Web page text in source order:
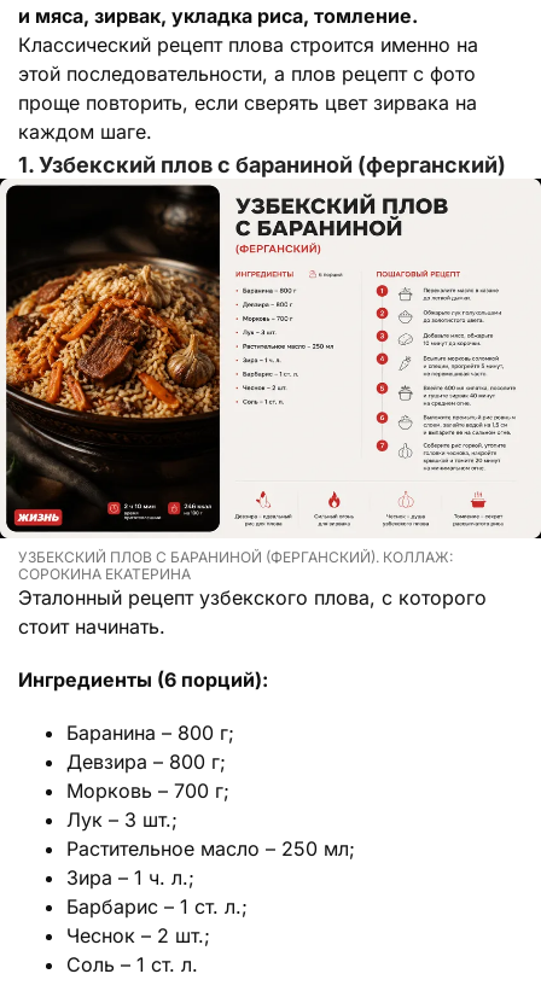
и мяса, зирвак, укладка риса, томление.
Классический рецепт плова строится именно на
этой последовательности, а плов рецепт с фото
проще повторить, если сверять цвет зирвака на
каждом шаге.
1. Узбекский плов с бараниной (ферганский)
УЗБЕКСКИЙ ПЛОВ С БАРАНИНОЙ (ФЕРГАНСКИЙ). КОЛЛАЖ:
СОРОКИНА ЕКАТЕРИНА
Эталонный рецепт узбекского плова, с которого
стоит начинать.
Ингредиенты (6 порций):
Баранина – 800 г;
Девзира – 800 г;
Морковь – 700 г;
Лук – 3 шт.;
Растительное масло – 250 мл;
Зира – 1 ч. л.;
Барбарис – 1 ст. л.;
Чеснок – 2 шт.;
Соль – 1 ст. л.